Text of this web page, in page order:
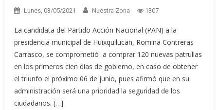
Lunes, 03/05/2021 Nuestra Zona 1307
La candidata del Partido Acción Nacional (PAN) a la
presidencia municipal de Huixquilucan, Romina Contreras
Carrasco, se comprometió a comprar 120 nuevas patrullas
en los primeros cien días de gobierno, en caso de obtener
el triunfo el próximo 06 de junio, pues afirmó que en su
administración será una prioridad la seguridad de los
ciudadanos. […]